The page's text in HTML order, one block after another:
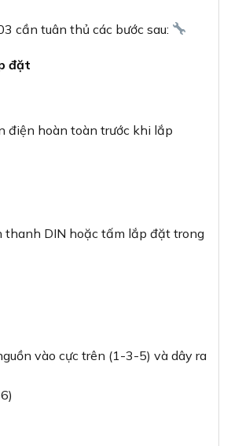
cần tuân thủ các bước sau:
đặt
điện hoàn toàn trước khi lắp
thanh DIN hoặc tấm lắp đặt trong
vào cực trên (1-3-5) và dây ra